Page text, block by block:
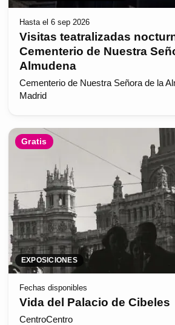
Hasta el 6 sep 2026
Visitas teatralizadas
Cementerio de Nuestra
Almudena
Cementerio de Nuestra Señora de la
Madrid
Gratis
EXPOSICIONES
Fechas disponibles
Vida del Palacio de Cibeles
CentroCentro